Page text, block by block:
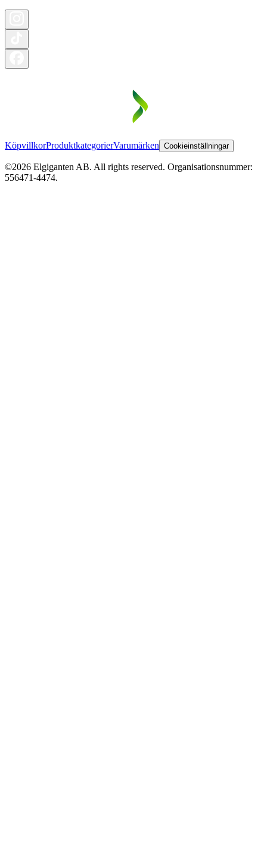
KöpvillkorProduktkategorierVarumärken Cookieinställningar
©2026 Elgiganten AB. All rights reserved. Organisationsnummer:
556471-4474.